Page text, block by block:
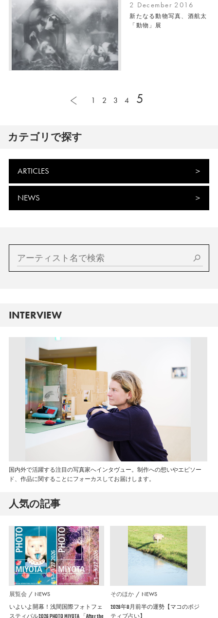
2 December 2016
新たなる動物写真、酒航太
「動物」展
1 2 3 4 5
カテゴリで探す
ARTICLES
NEWS
INTERVIEW
国内外で活躍する注目の写真家へインタヴュー。制作への想いやエピソー
ド、作品に関することにフォーカスしてお届けします。
人気の記事
展覧会 NEWS
いよいよ開幕！浅間国際フォトフェ
そのほか NEWS
2026年8月前半の運勢【マコのポジ